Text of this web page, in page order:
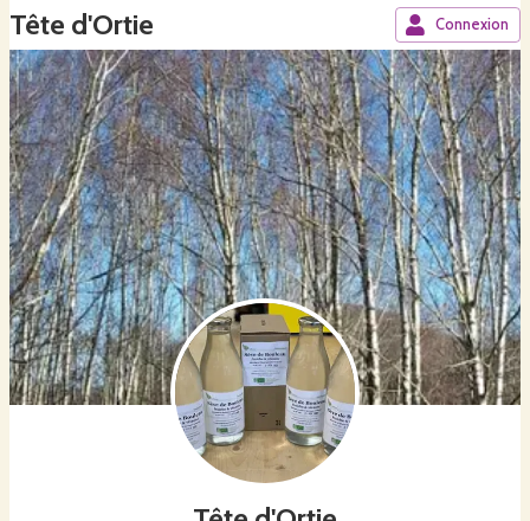
Tête d'Ortie Connexion